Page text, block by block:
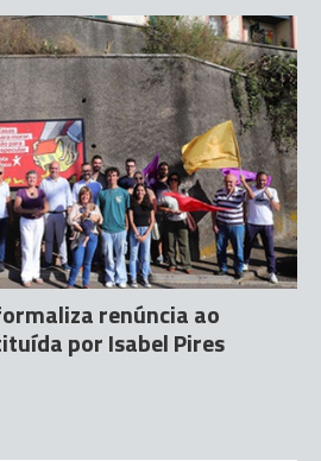
renúncia ao
por Isabel Pires